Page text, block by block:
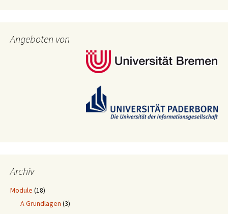
Angeboten von
Archiv
Module (18)
A Grundlagen (3)